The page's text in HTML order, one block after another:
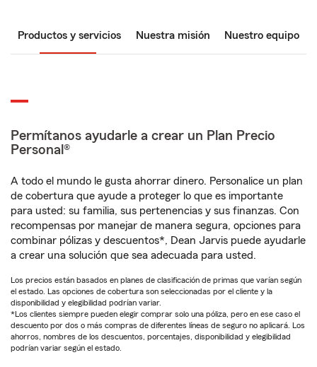
Productos y servicios Nuestra misión Nuestro equipo
Permítanos ayudarle a crear un Plan Precio
Personal®
A todo el mundo le gusta ahorrar dinero. Personalice un plan
de cobertura que ayude a proteger lo que es importante
para usted: su familia, sus pertenencias y sus finanzas. Con
recompensas por manejar de manera segura, opciones para
combinar pólizas y descuentos*, Dean Jarvis puede ayudarle
a crear una solución que sea adecuada para usted.
Los precios están basados en planes de clasificación de primas que varían según
el estado. Las opciones de cobertura son seleccionadas por el cliente y la
disponibilidad y elegibilidad podrían variar.
*Los clientes siempre pueden elegir comprar solo una póliza, pero en ese caso el
descuento por dos o más compras de diferentes líneas de seguro no aplicará. Los
ahorros, nombres de los descuentos, porcentajes, disponibilidad y elegibilidad
podrían variar según el estado.